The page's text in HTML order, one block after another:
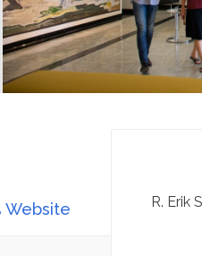
Website R. Erik